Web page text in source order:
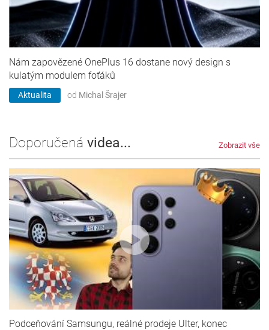
Nám zapovězené OnePlus 16 dostane nový design s
kulatým modulem foťáků
Aktualita od Michal Šrajer
Doporučená videa... Zobrazit vše
Podceňování Samsungu, reálné prodeje Ulter, konec